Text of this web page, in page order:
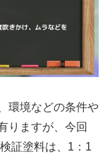
環境などの条件や
りますが、今回
証塗料は、1：1